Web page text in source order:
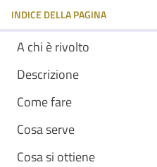
INDICE DELLA PAGINA
A chi è rivolto
Descrizione
Come fare
Cosa serve
Cosa si ottiene